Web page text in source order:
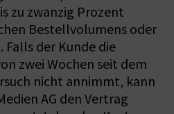
zu zwanzig Prozent
Bestellvolumens oder
Falls der Kunde die
zwei Wochen seit dem
nicht annimmt, kann
AG den Vertrag